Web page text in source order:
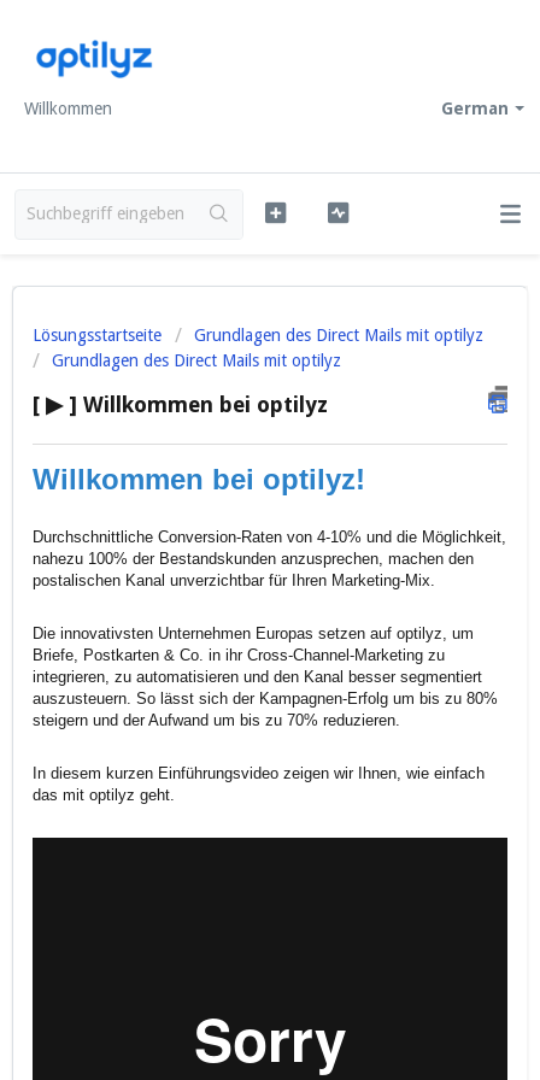
German
Willkommen
Lösungsstartseite
Grundlagen des Direct Mails mit optilyz
Grundlagen des Direct Mails mit optilyz
[ ▶ ] Willkommen bei optilyz
Willkommen bei optilyz!
Durchschnittliche Conversion-Raten von 4-10% und die Möglichkeit,
nahezu 100% der Bestandskunden anzusprechen, machen den
postalischen Kanal unverzichtbar für Ihren Marketing-Mix.
Die innovativsten Unternehmen Europas setzen auf optilyz, um
Briefe, Postkarten & Co. in ihr Cross-Channel-Marketing zu
integrieren, zu automatisieren und den Kanal besser segmentiert
auszusteuern. So lässt sich der Kampagnen-Erfolg um bis zu 80%
steigern und der Aufwand um bis zu 70% reduzieren.
In diesem kurzen Einführungsvideo zeigen wir Ihnen, wie einfach
das mit optilyz geht.